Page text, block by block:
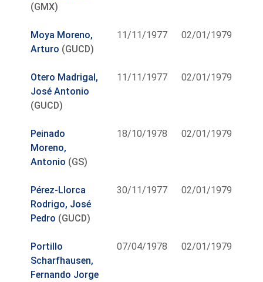
(GMX)
Moya Moreno,
Arturo (GUCD)
11/11/1977 02/01/1979
Otero Madrigal,
José Antonio
(GUCD)
11/11/1977 02/01/1979
Peinado
Moreno,
Antonio (GS)
18/10/1978 02/01/1979
Pérez-Llorca
Rodrigo, José
Pedro (GUCD)
30/11/1977 02/01/1979
Portillo
Scharfhausen,
Fernando Jorge
07/04/1978 02/01/1979